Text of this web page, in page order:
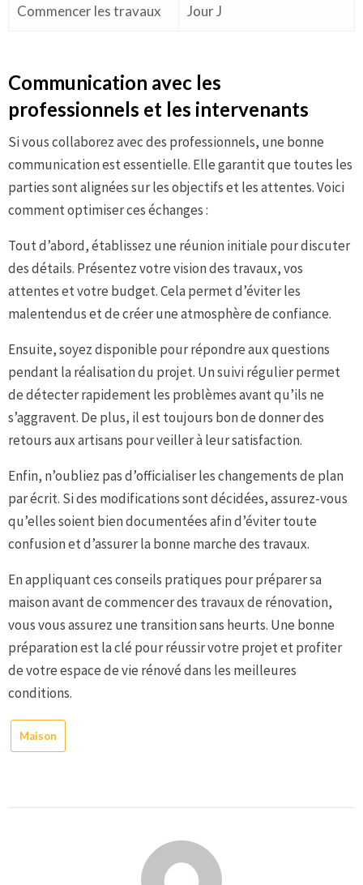
Commencer les travaux Jour J
Communication avec les
professionnels et les intervenants
Si vous collaborez avec des professionnels, une bonne
communication est essentielle. Elle garantit que toutes les
parties sont alignées sur les objectifs et les attentes. Voici
comment optimiser ces échanges :
Tout d’abord, établissez une réunion initiale pour discuter
des détails. Présentez votre vision des travaux, vos
attentes et votre budget. Cela permet d’éviter les
malentendus et de créer une atmosphère de confiance.
Ensuite, soyez disponible pour répondre aux questions
pendant la réalisation du projet. Un suivi régulier permet
de détecter rapidement les problèmes avant qu’ils ne
s’aggravent. De plus, il est toujours bon de donner des
retours aux artisans pour veiller à leur satisfaction.
Enfin, n’oubliez pas d’officialiser les changements de plan
par écrit. Si des modifications sont décidées, assurez-vous
qu’elles soient bien documentées afin d’éviter toute
confusion et d’assurer la bonne marche des travaux.
En appliquant ces conseils pratiques pour préparer sa
maison avant de commencer des travaux de rénovation,
vous vous assurez une transition sans heurts. Une bonne
préparation est la clé pour réussir votre projet et profiter
de votre espace de vie rénové dans les meilleures
conditions.
Maison